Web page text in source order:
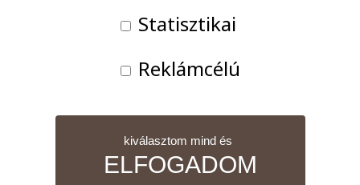
A teljes eseménynaptár nézet
Statisztikai
Reklámcélú
kiválasztom mind és
ELFOGADOM